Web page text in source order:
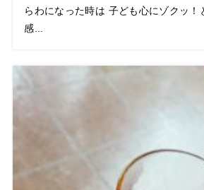
らわになった時は 子ども心にゾクッ！
感...